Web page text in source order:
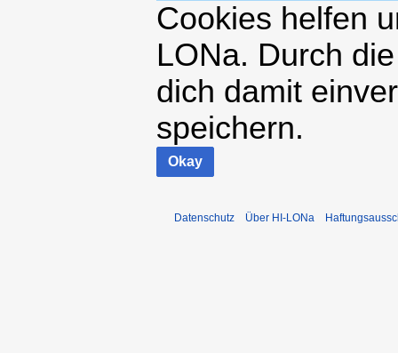
Cookies helfen
LONa. Durch
dich damit
speichern.
Okay
Datenschutz Über HI-LONa